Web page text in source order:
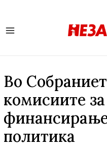
Во
комисиите
политика